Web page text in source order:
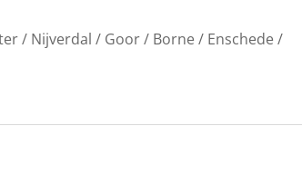
/ Nijverdal / Goor / Borne / Enschede /